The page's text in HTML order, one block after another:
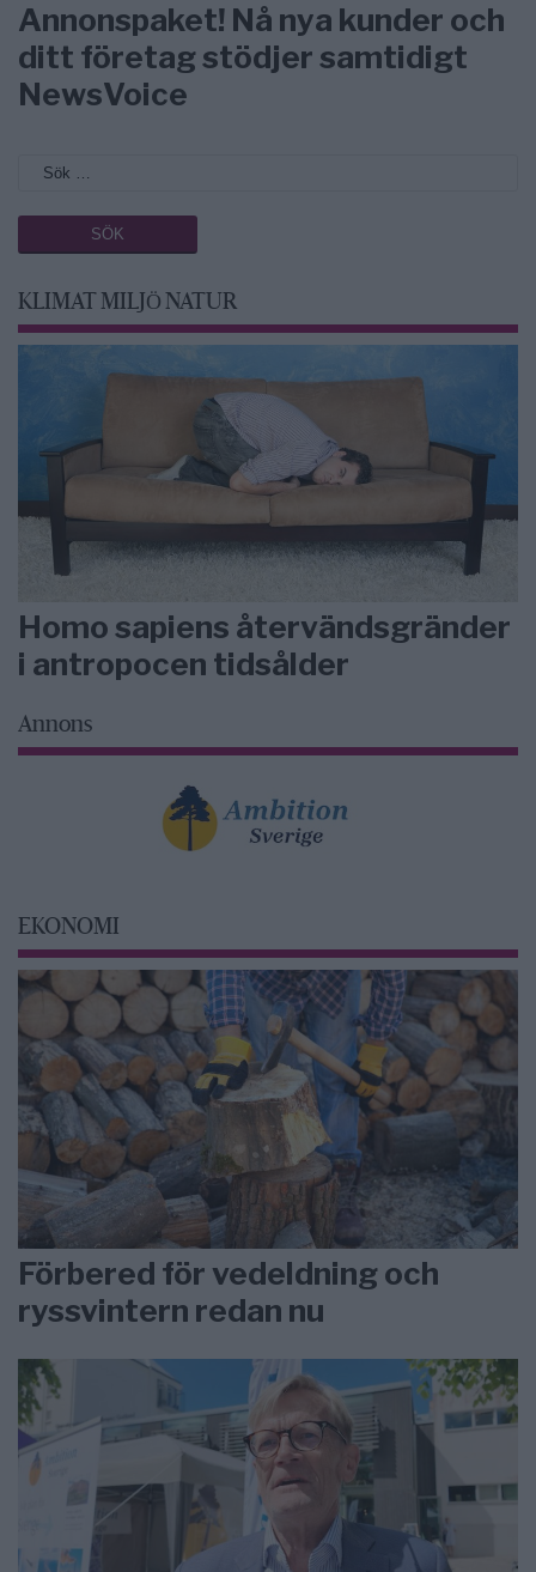
Annonspaket! Nå nya kunder och
ditt företag stödjer samtidigt
NewsVoice
KLIMAT MILJÖ NATUR
Homo sapiens återvändsgränder
i antropocen tidsålder
Annons
EKONOMI
Förbered för vedeldning och
ryssvintern redan nu